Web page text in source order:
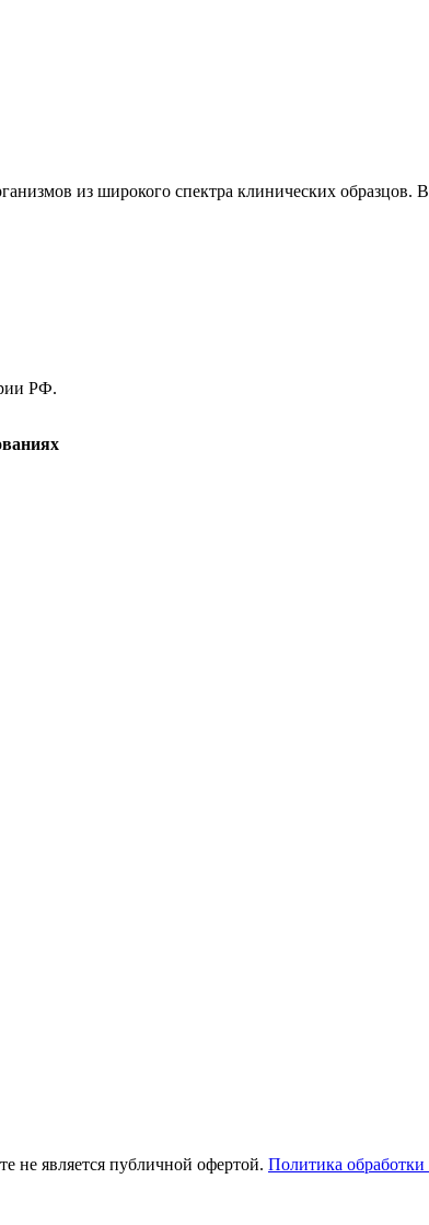
из широкого спектра клинических образцов.
РФ.
является публичной офертой. Политика